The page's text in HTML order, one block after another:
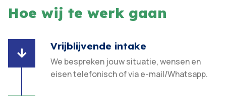
Hoe wij te werk gaan

Vrijblijvende intake
We bespreken jouw situatie, wensen en
eisen telefonisch of via e-mail/Whatsapp.